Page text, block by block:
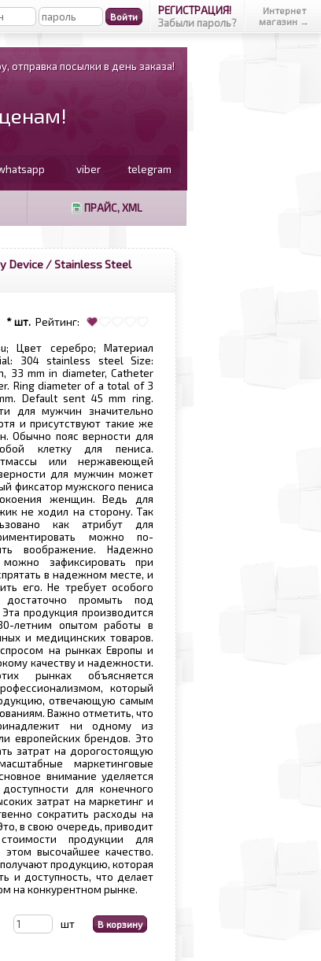
РЕГИСТРАЦИЯ!
Забыли пароль?
Интернет
магазин →
отправка посылки в день заказа!
viber telegram
ПРАЙС, XML
Device / Stainless Steel
* шт. Рейтинг:
Цвет серебро; Материал
304 stainless steel Size:
33 mm in diameter, Catheter
Ring diameter of a total of 3
Default sent 45 mm ring.
для мужчин значительно
и присутствуют такие же
Обычно пояс верности для
клетку для пениса.
или нержавеющей
для мужчин может
фиксатор мужского пениса
женщин. Ведь для
не ходил на сторону. Так
как атрибут для
можно по-
воображение. Надежно
зафиксировать при
в надежном месте, и
его. Не требует особого
промыть под
продукция производится
летним опытом работы в
и медицинских товаров.
на рынках Европы и
качеству и надежности.
рынках объясняется
который
отвечающую самым
Важно отметить, что
ни одному из
европейских брендов. Это
затрат на дорогостоящую
маркетинговые
внимание уделяется
для конечного
затрат на маркетинг и
сократить расходы на
в свою очередь, приводит
продукции для
этом высочайшее качество.
продукцию, которая
и доступность, что делает
на конкурентном рынке.
шт